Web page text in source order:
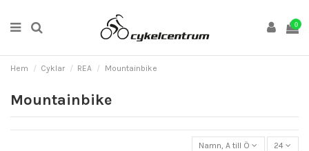
0
Hem Cyklar REA Mountainbike
Mountainbike
Namn, A till Ö 24